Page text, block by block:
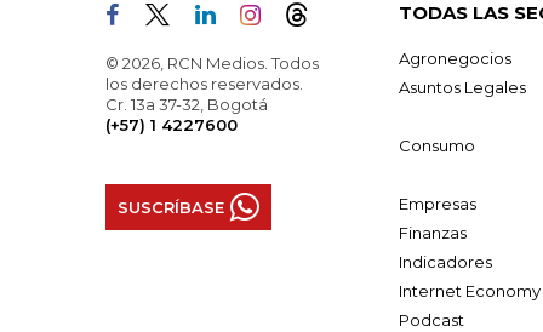
© 2026, RCN Medios. Todos
los derechos reservados.
Cr. 13a 37-32, Bogotá
(+57) 1 4227600
SUSCRÍBASE
TODAS LAS
Agronegocios
Asuntos Legales
Consumo
Empresas
Finanzas
Indicadores
Internet Economy
Podcast